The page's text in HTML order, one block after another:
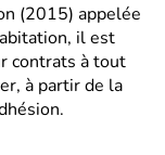
(2015) appelée
il est
contrats à tout
à partir de la